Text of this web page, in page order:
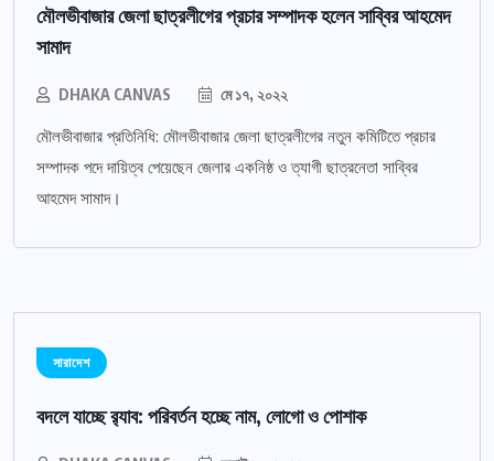
মৌলভীবাজার জেলা ছাত্রলীগের প্রচার সম্পাদক হলেন সাব্বির আহমেদ
সামাদ
DHAKA CANVAS মে ১৭, ২০২২
মৌলভীবাজার প্রতিনিধি: মৌলভীবাজার জেলা ছাত্রলীগের নতুন কমিটিতে প্রচার
সম্পাদক পদে দায়িত্ব পেয়েছেন জেলার একনিষ্ঠ ও ত্যাগী ছাত্রনেতা সাব্বির
আহমেদ সামাদ।
সারাদেশ
বদলে যাচ্ছে র‌্যাব: পরিবর্তন হচ্ছে নাম, লোগো ও পোশাক